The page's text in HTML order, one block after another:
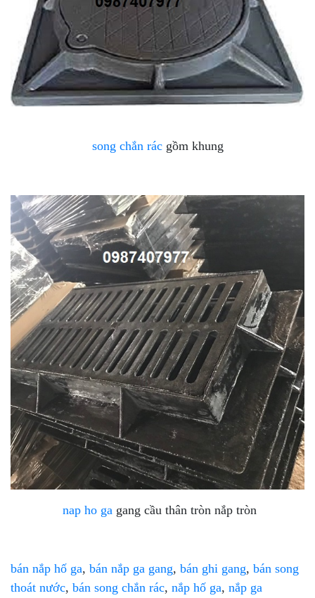
song chắn rácgồm khung
nap ho ga gang cầu thân tròn nắp tròn
bán nắp hố ga, bán nắp ga gang, bán ghi gang, bán song
thoát nước, bán song chắn rác, nắp hố ga, nắp ga